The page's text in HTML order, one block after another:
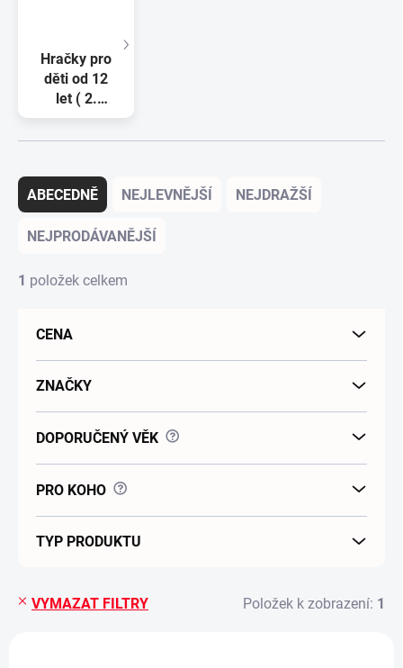
Hračky pro
děti od 12
let ( 2.
stupeň ZŠ a
starší )
ABECEDNĚ NEJLEVNĚJŠÍ NEJDRAŽŠÍ
NEJPRODÁVANĚJŠÍ
1 položek celkem
CENA
ZNAČKY
DOPORUČENÝ VĚK ?
PRO KOHO ?
TYP PRODUKTU
VYMAZAT FILTRY Položek k zobrazení: 1